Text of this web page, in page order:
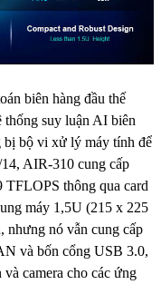
biên hàng đầu thế
thống suy luận AI biên
bộ vi xử lý máy tính để
AIR-310 cung cấp
TFLOPS thông qua card
máy 1,5U (215 x 225
nhưng nó vẫn cung cấp
và bốn cổng USB 3.0,
camera cho các ứng